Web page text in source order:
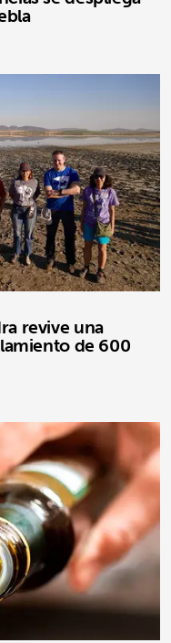
revive una
de 600